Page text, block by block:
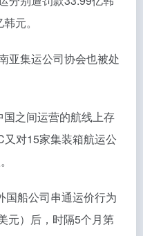
元。
亚集运公司协会也被处
之间运营的航线上存
对15家集装箱航运公
国船公司串通运价行为
元）后，时隔5个月第